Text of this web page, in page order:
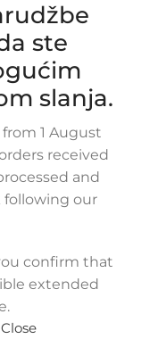
ste
slanja.
1 August
received
and
our
confirm that
extended
i
/ 46 2.8 TDI
radni dan)